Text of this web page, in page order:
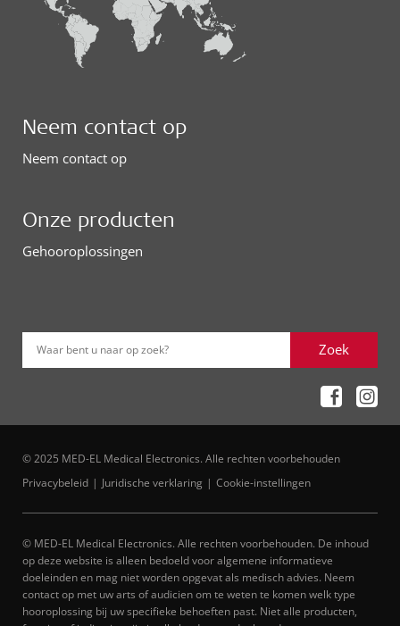
Neem contact op
Neem contact op
Onze producten
Gehooroplossingen
Waar bent u naar op zoek? Zoek
© 2025 MED-EL Medical Electronics. Alle rechten voorbehouden
Privacybeleid
Juridische verklaring Cookie-instellingen
© MED-EL Medical Electronics. Alle rechten voorbehouden. De inhoud
op deze website is alleen bedoeld voor algemene informatieve
doeleinden en mag niet worden opgevat als medisch advies. Neem
contact op met uw arts of audicien om te weten te komen welk type
hooroplossing bij uw specifieke behoeften past. Niet alle producten,